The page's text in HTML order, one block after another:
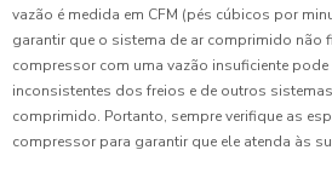
vazão é medida em CFM (pés cúbicos por
garantir que o sistema de ar comprimido não
compressor com uma vazão insuficiente
inconsistentes dos freios e de outros
comprimido. Portanto, sempre verifique as
compressor para garantir que ele atenda às